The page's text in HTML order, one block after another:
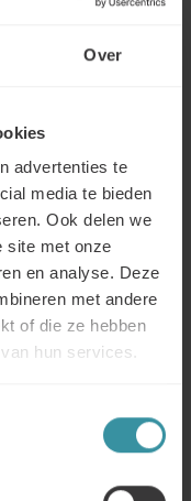
Over
advertenties te
media te bieden
Ook delen we
site met onze
en analyse. Deze
met andere
of die ze hebben
hun services.